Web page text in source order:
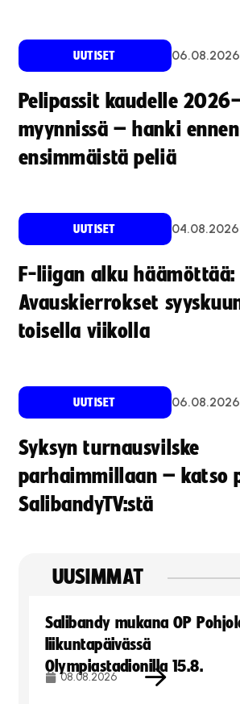
UUTISET 06.08.2026
Pelipassit kaudelle
myynnissä – hanki ennen
ensimmäistä peliä
UUTISET 04.08.2026
F-liigan alku häämöttää:
Avauskierrokset
toisella viikolla
UUTISET 06.08.2026
Syksyn turnausvilske
parhaimmillaan – katso
SalibandyTV:stä
UUSIMMAT
Salibandy mukana OP
liikuntapäivässä
Olympiastadionilla 15.8.
08.08.2026